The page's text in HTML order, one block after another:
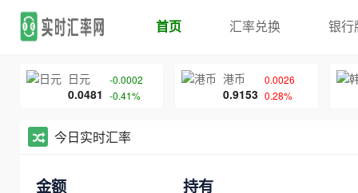
首页 汇率兑换 银行
日元
0.0481
-0.0002
-0.41%
港币
0.9153
0.0026
0.28%
今日实时汇率
金额 持有